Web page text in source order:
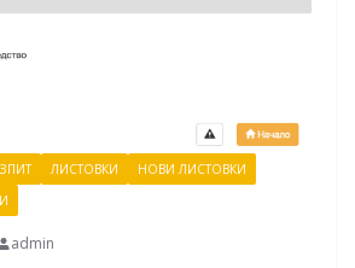
ЛИСТОВКИ
НОВИ ЛИСТОВКИ
admin